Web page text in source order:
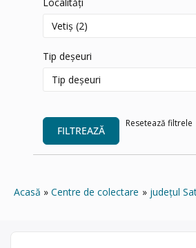
Tip deșeuri
FILTREAZĂ
Resetează filtrele
Acasă Centre de colectare județul